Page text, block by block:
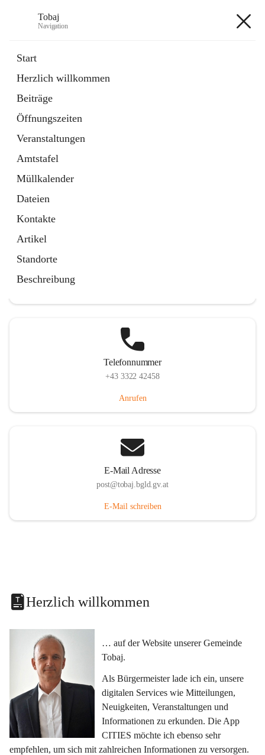
Tobaj
Navigation
Start
Herzlich willkommen
Beiträge
Öffnungszeiten
Veranstaltungen
Amtstafel
Müllkalender
Dateien
Kontakte
Artikel
Standorte
Beschreibung
Externe Webseite
in
Tab
Formulare
2 Schnellzugriffe
Telefonnummer
+43 3322 42458
Anrufen
E-Mail Adresse
post@tobaj.bgld.gv.at
E-Mail schreiben
Herzlich willkommen
… auf der Website unserer Gemeinde
Tobaj.
Als Bürgermeister lade ich ein, unsere
digitalen Services wie Mitteilungen,
Neuigkeiten, Veranstaltungen und
Informationen zu erkunden. Die App
CITIES möchte ich ebenso sehr
empfehlen, um sich mit zahlreichen Informationen zu versorgen.